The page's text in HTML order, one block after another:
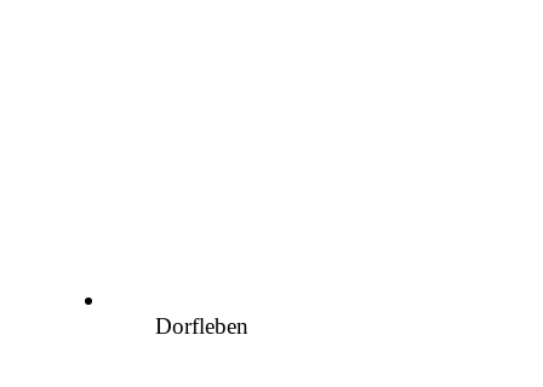
Dorfleben